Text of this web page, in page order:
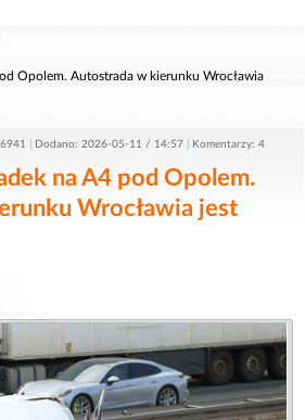
Opolem. Autostrada w kierunku Wrocławia
Dodano: 2026-05-11 / 14:57 Komentarzy: 4
na A4 pod Opolem.
Wrocławia jest